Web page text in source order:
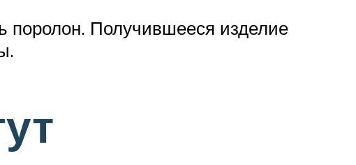
поролон. Получившееся изделие